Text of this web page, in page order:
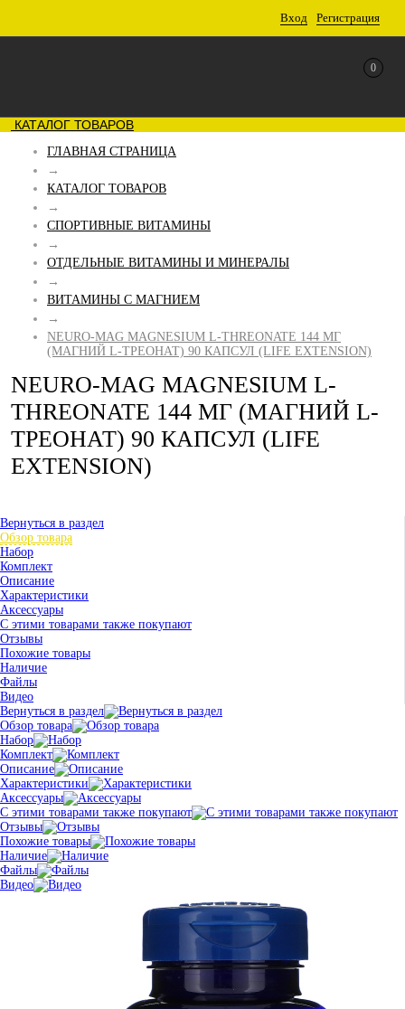
Вход Регистрация
0
КАТАЛОГ ТОВАРОВ
ГЛАВНАЯ СТРАНИЦА
→
КАТАЛОГ ТОВАРОВ
→
СПОРТИВНЫЕ ВИТАМИНЫ
→
ОТДЕЛЬНЫЕ ВИТАМИНЫ И МИНЕРАЛЫ
→
ВИТАМИНЫ С МАГНИЕМ
→
NEURO-MAG MAGNESIUM L-THREONATE 144 МГ
(МАГНИЙ L-ТРЕОНАТ) 90 КАПСУЛ (LIFE EXTENSION)
NEURO-MAG MAGNESIUM L-
THREONATE 144 МГ (МАГНИЙ L-
ТРЕОНАТ) 90 КАПСУЛ (LIFE
EXTENSION)
Вернуться в раздел
Обзор товара
Набор
Комплект
Описание
Характеристики
Аксессуары
С этими товарами также покупают
Отзывы
Похожие товары
Наличие
Файлы
Видео
Вернуться в раздел
Обзор товара
Набор
Комплект
Описание
Характеристики
Аксессуары
С этими товарами также покупают
Отзывы
Похожие товары
Наличие
Файлы
Видео